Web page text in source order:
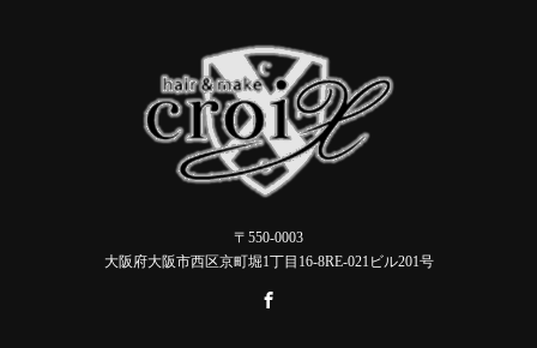
〒550-0003
大阪府大阪市西区京町堀1丁目16-8RE-021ビル201号